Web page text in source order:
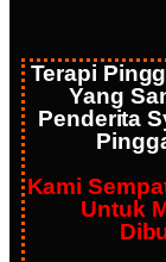
Terapi
Yang
Penderita
Kami
Untuk